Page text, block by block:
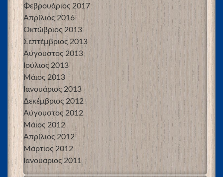
Φεβρουάριος 2017
Απρίλιος 2016
Οκτώβριος 2013
Σεπτέμβριος 2013
Αύγουστος 2013
Ιούλιος 2013
Μάιος 2013
Ιανουάριος 2013
Δεκέμβριος 2012
Αύγουστος 2012
Μάιος 2012
Απρίλιος 2012
Μάρτιος 2012
Ιανουάριος 2011